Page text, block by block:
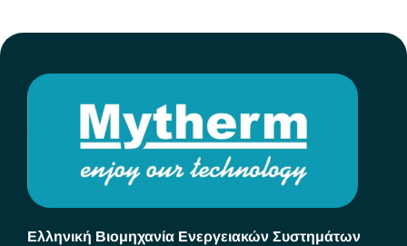
Ελληνική Βιομηχανία Ενεργειακών Συστημάτων